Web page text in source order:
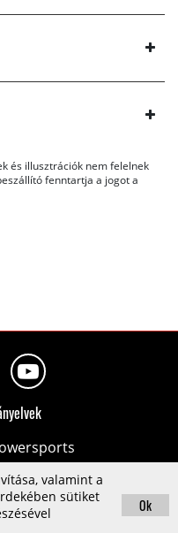
és illusztrációk nem felelnek
fenntartja a jogot a
valamint a
sütiket
Ok